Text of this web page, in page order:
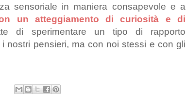
sensoriale in maniera consapevole e a
un atteggiamento di curiosità e di
di sperimentare un tipo di rapporto
nostri pensieri, ma con noi stessi e con gli